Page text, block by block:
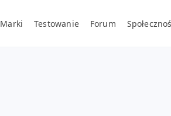
Marki Testowanie Forum